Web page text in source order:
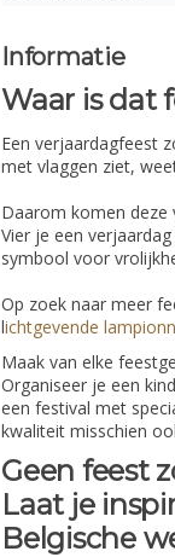
Informatie
Waar is dat
Een verjaardagfeest
met vlaggen ziet,
Daarom komen deze
Vier je een
symbool voor
Op zoek naar meer
lichtgevende
Maak van elke
Organiseer je een
een festival met
kwaliteit misschien
Geen feest
Laat je
Belgische